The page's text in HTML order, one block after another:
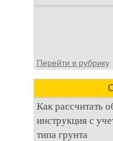
Перейти в рубрику
Как рассчитать
инструкция с
типа грунта